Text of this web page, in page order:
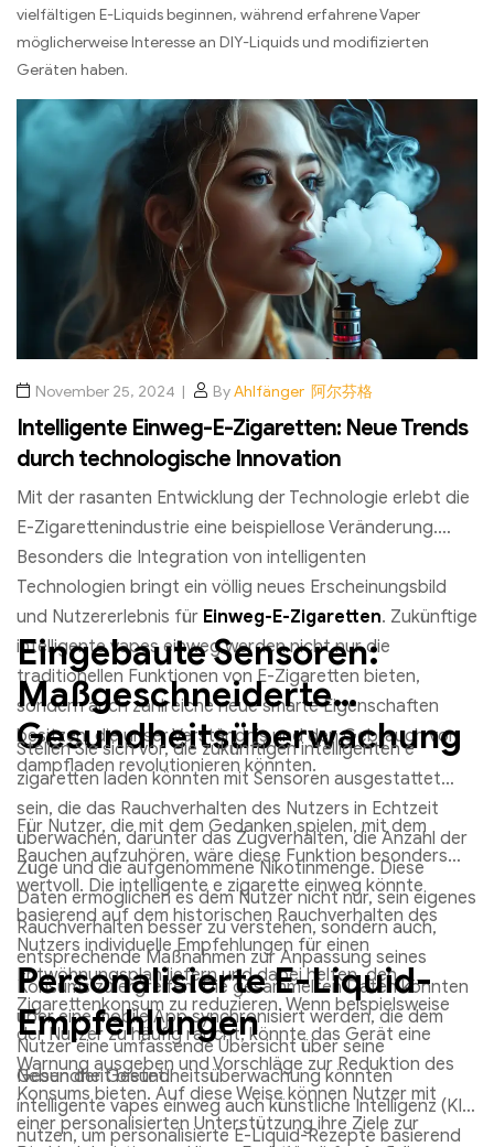
vielfältigen E-Liquids beginnen, während erfahrene Vaper
möglicherweise Interesse an DIY-Liquids und modifizierten
Geräten haben.
November 25, 2024 ByAhlfänger 阿尔芬格
Intelligente Einweg-E-Zigaretten: Neue Trends
durch technologische Innovation
Mit der rasanten Entwicklung der Technologie erlebt die
E-Zigarettenindustrie eine beispiellose Veränderung.
Besonders die Integration von intelligenten
Technologien bringt ein völlig neues Erscheinungsbild
und Nutzererlebnis für Einweg-E-Zigaretten. Zukünftige
intelligente vapes einweg werden nicht nur die
traditionellen Funktionen von E-Zigaretten bieten,
sondern auch zahlreiche neue smarte Eigenschaften
besitzen, die unser Verständnis und den Gebrauch von
dampfladen revolutionieren könnten.
Eingebaute Sensoren:
Maßgeschneiderte
Gesundheitsüberwachung
Stellen Sie sich vor, die zukünftigen intelligenten e
zigaretten laden könnten mit Sensoren ausgestattet
sein, die das Rauchverhalten des Nutzers in Echtzeit
überwachen, darunter das Zugverhalten, die Anzahl der
Züge und die aufgenommene Nikotinmenge. Diese
Daten ermöglichen es dem Nutzer nicht nur, sein eigenes
Rauchverhalten besser zu verstehen, sondern auch,
entsprechende Maßnahmen zur Anpassung seines
Konsums zu ergreifen. Die gesammelten Daten könnten
über eine mobile App synchronisiert werden, die dem
Nutzer eine umfassende Übersicht über seine
Gesundheit bietet.
Für Nutzer, die mit dem Gedanken spielen, mit dem
Rauchen aufzuhören, wäre diese Funktion besonders
wertvoll. Die intelligente e zigarette einweg könnte
basierend auf dem historischen Rauchverhalten des
Nutzers individuelle Empfehlungen für einen
Entwöhnungsplan liefern und dabei helfen, den
Zigarettenkonsum zu reduzieren. Wenn beispielsweise
der Nutzer zu häufig raucht, könnte das Gerät eine
Warnung ausgeben und Vorschläge zur Reduktion des
Konsums bieten. Auf diese Weise können Nutzer mit
einer personalisierten Unterstützung ihre Ziele zur
Personalisierte E-Liquid-
Empfehlungen
Neben der Gesundheitsüberwachung könnten
intelligente vapes einweg auch künstliche Intelligenz (KI)
nutzen, um personalisierte E-Liquid-Rezepte basierend